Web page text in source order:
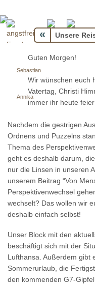
«
Sebastian
Annika
Guten Morgen!
Wir wünschen euch
Vatertag, Christi
immer ihr heute
Nachdem die gestrigen
Ordnens und Puzzelns
Thema des
geht es deshalb darum,
nur die Linsen in unseren
unserem Beitrag “Von
Perspektivenwechsel
wechselt? Das wollen wir
deshalb einfach selbst!
Unser Block mit den
beschäftigt sich mit der
Lufthansa. Außerdem gibt
Sommerurlaub, die
den kommenden G7-